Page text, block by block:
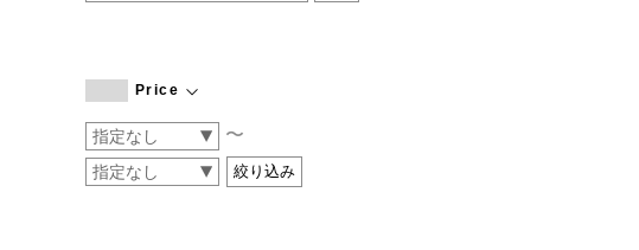
COGTHEBIGSMOKE
CONVERSE
DEAN & DELUCA
Price
〜